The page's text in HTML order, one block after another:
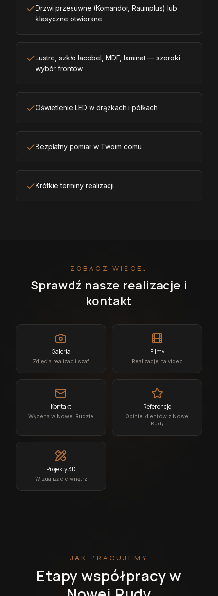
Drzwi przesuwne (Komandor, Raumplus) lub
klasyczne otwierane
Lustro, szkło lacobel, MDF, laminat — szeroki
wybór frontów
Oświetlenie LED w drążkach i półkach
Bezpłatny pomiar w Twoim domu
Krótkie terminy realizacji
ZOBACZ WIĘCEJ
Sprawdź nasze realizacje i
kontakt
Galeria
Zdjęcia realizacji szaf
Filmy
Realizacje na video
Kontakt
Wycena w Nowej Rudzie
Referencje
Opinie klientów z Nowej
Rudy
Projekty 3D
Wizualizacje wnętrz
JAK PRACUJEMY
Etapy współpracy w